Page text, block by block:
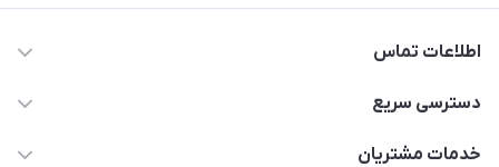
اطلاعات تماس
09375482200
دسترسی سریع
حساب کاربری
خدمات مشتریان